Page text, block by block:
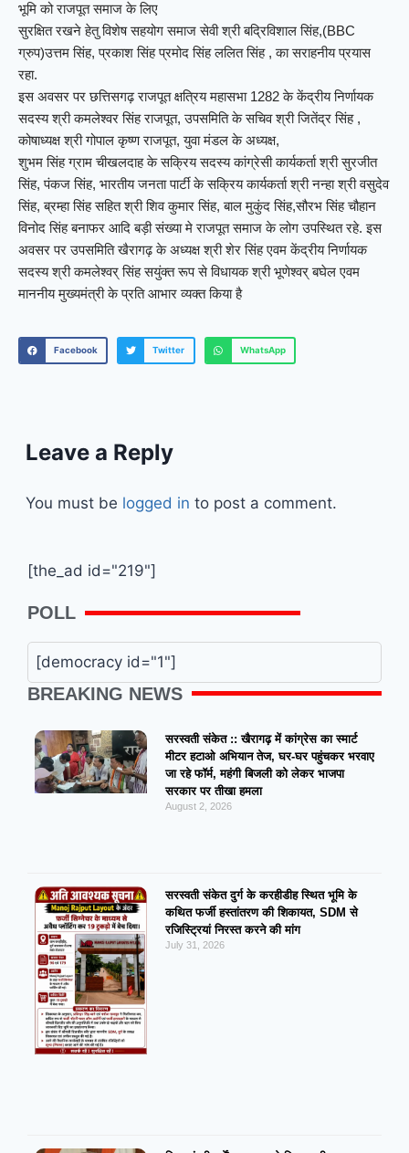
भूमि को राजपूत समाज के लिए
सुरक्षित रखने हेतु विशेष सहयोग समाज सेवी श्री बद्रिविशाल सिंह,(BBC
ग्रुप)उत्तम सिंह, प्रकाश सिंह प्रमोद सिंह ललित सिंह , का सराहनीय प्रयास
रहा.
इस अवसर पर छत्तिसगढ़ राजपूत क्षत्रिय महासभा 1282 के केंद्रीय निर्णायक
सदस्य श्री कमलेश्वर सिंह राजपूत, उपसमिति के सचिव श्री जितेंद्र सिंह ,
कोषाध्यक्ष श्री गोपाल कृष्ण राजपूत, युवा मंडल के अध्यक्ष,
शुभम सिंह ग्राम चीखलदाह के सक्रिय सदस्य कांग्रेसी कार्यकर्ता श्री सुरजीत
सिंह, पंकज सिंह, भारतीय जनता पार्टी के सक्रिय कार्यकर्ता श्री नन्हा श्री वसुदेव
सिंह, ब्रम्हा सिंह सहित श्री शिव कुमार सिंह, बाल मुकुंद सिंह,सौरभ सिंह चौहान
विनोद सिंह बनाफर आदि बड़ी संख्या मे राजपूत समाज के लोग उपस्थित रहे. इस
अवसर पर उपसमिति खैरागढ़ के अध्यक्ष श्री शेर सिंह एवम केंद्रीय निर्णायक
सदस्य श्री कमलेश्वर् सिंह सयुंक्त रूप से विधायक श्री भूणेश्वर् बघेल एवम
माननीय मुख्यमंत्री के प्रति आभार व्यक्त किया है
Facebook Twitter WhatsApp
Leave a Reply
You must be logged in to post a comment.
[the_ad id="219"]
POLL
[democracy id="1"]
BREAKING NEWS
सरस्वती संकेत :: खैरागढ़ में कांग्रेस का स्मार्ट
मीटर हटाओ अभियान तेज, घर-घर पहुंचकर भरवाए
जा रहे फॉर्म, महंगी बिजली को लेकर भाजपा
सरकार पर तीखा हमला
August 2, 2026
सरस्वती संकेत दुर्ग के करहीडीह स्थित भूमि के
कथित फर्जी हस्तांतरण की शिकायत, SDM से
रजिस्ट्रियां निरस्त करने की मांग
July 31, 2026